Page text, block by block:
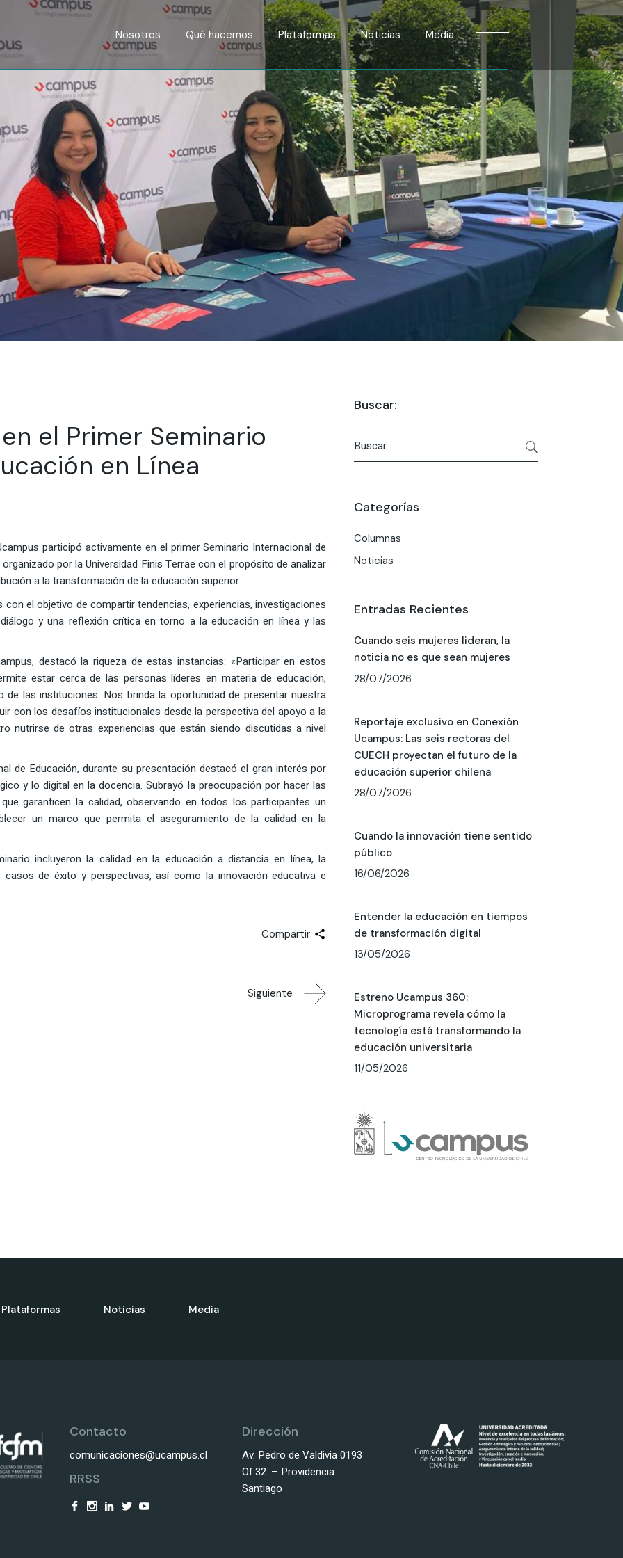
Nosotros Qué hacemos Plataformas Noticias Media
el Primer Seminario
en Línea
participó activamente en el primer Seminario Internacional de
por la Universidad Finis Terrae con el propósito de analizar
a la transformación de la educación superior.
el objetivo de compartir tendencias, experiencias, investigaciones
y una reflexión crítica en torno a la educación en línea y las
destacó la riqueza de estas instancias: «Participar en estos
estar cerca de las personas líderes en materia de educación,
las instituciones. Nos brinda la oportunidad de presentar nuestra
con los desafíos institucionales desde la perspectiva del apoyo a la
nutrirse de otras experiencias que están siendo discutidas a nivel
de Educación, durante su presentación destacó el gran interés por
y lo digital en la docencia. Subrayó la preocupación por hacer las
garanticen la calidad, observando en todos los participantes un
un marco que permita el aseguramiento de la calidad en la
incluyeron la calidad en la educación a distancia en línea, la
de éxito y perspectivas, así como la innovación educativa e
Compartir
Siguiente
Buscar:
por:
Categorías
Columnas
Noticias
Entradas Recientes
Cuando seis mujeres lideran, la
noticia no es que sean mujeres
28/07/2026
Reportaje exclusivo en Conexión
Ucampus: Las seis rectoras del
CUECH proyectan el futuro de la
educación superior chilena
28/07/2026
Cuando la innovación tiene sentido
público
16/06/2026
Entender la educación en tiempos
de transformación digital
13/05/2026
Estreno Ucampus 360:
Microprograma revela cómo la
tecnología está transformando la
educación universitaria
11/05/2026
Plataformas Noticias Media
Contacto
comunicaciones@ucampus.cl
RRSS
Dirección
Av. Pedro de Valdivia 0193
Of.32. – Providencia
Santiago